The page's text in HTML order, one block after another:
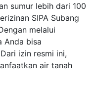
sumur lebih dari 100
SIPA Subang
melalui
Anda bisa
izin resmi ini,
air tanah